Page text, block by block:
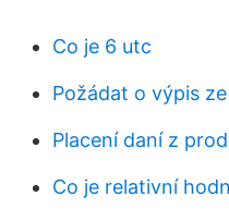
Co je 6 utc
Požádat o výpis
Placení daní z
Co je relativní